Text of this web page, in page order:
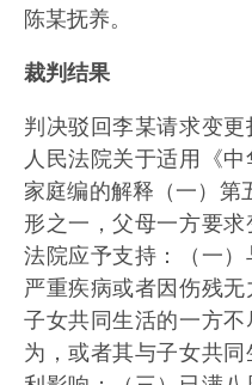
陈某抚养。
裁判结果
判决驳回李某请求变
人民法院关于适用《
家庭编的解释（一）第
形之一，父母一方要
法院应予支持：（一
严重疾病或者因伤残
子女共同生活的一方
为，或者其与子女共